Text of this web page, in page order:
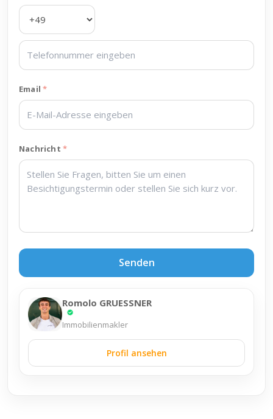
Email
Nachricht
Senden
Romolo GRUESSNER
Immobilienmakler
Profil ansehen